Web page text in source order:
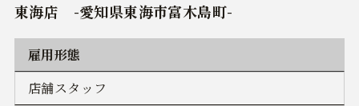
東海店 -愛知県東海市富木島町-
雇用形態
店舗スタッフ